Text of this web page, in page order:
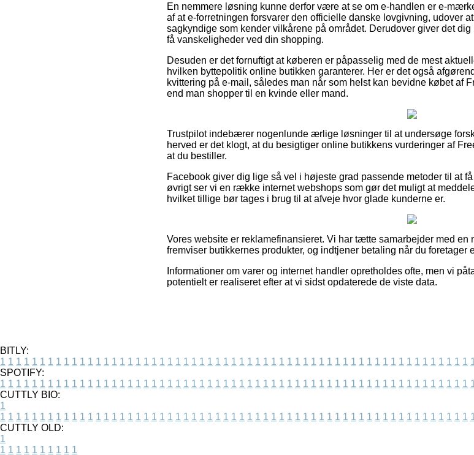
En nemmere løsning kunne derfor være at se om e-handlen er e-
af at e-forretningen forsvarer den officielle danske lovgivning, udover
sagkyndige som kender vilkårene på området. Derudover giver det
få vanskeligheder ved din shopping.
Desuden er det fornuftigt at køberen er påpasselig med de mest
hvilken byttepolitik online butikken garanterer. Her er det også
kvittering på e-mail, således man når som helst kan bevidne købet af
end man shopper til en kvinde eller mand.
Trustpilot indebærer nogenlunde ærlige løsninger til at undersøge
herved er det klogt, at du besigtiger online butikkens vurderinger af
at du bestiller.
Facebook giver dig lige så vel i højeste grad passende metoder til at
øvrigt ser vi en række internet webshops som gør det muligt at
hvilket tillige bør tages i brug til at afveje hvor glade kunderne er.
Vores website er reklamefinansieret. Vi har tætte samarbejder med
fremviser butikkernes produkter, og indtjener betaling når du foretager
Informationer om varer og internet handler opretholdes ofte, men vi
potentielt er realiseret efter at vi sidst opdaterede de viste data.
BITLY:
1 1 1 1 1 1 1 1 1 1 1 1 1 1 1 1 1 1 1 1 1 1 1 1 1 1 1 1 1 1 1 1 1 1 1 1 1 1 1 1 1 1 1 1 1 1 1 1 1 1 1 1 1 1 1 1 1 1 1
SPOTIFY:
1 1 1 1 1 1 1 1 1 1 1 1 1 1 1 1 1 1 1 1 1 1 1 1 1 1 1 1 1 1 1 1 1 1 1 1 1 1 1 1 1 1 1 1 1 1 1 1 1 1 1 1 1 1 1 1 1 1 1
CUTTLY BIO:
1
1 1 1 1 1 1 1 1 1 1 1 1 1 1 1 1 1 1 1 1 1 1 1 1 1 1 1 1 1 1 1 1 1 1 1 1 1 1 1 1 1 1 1 1 1 1 1 1 1 1 1 1 1 1 1 1 1 1 1
CUTTLY OLD:
1
1 1 1 1 1 1 1 1 1 1